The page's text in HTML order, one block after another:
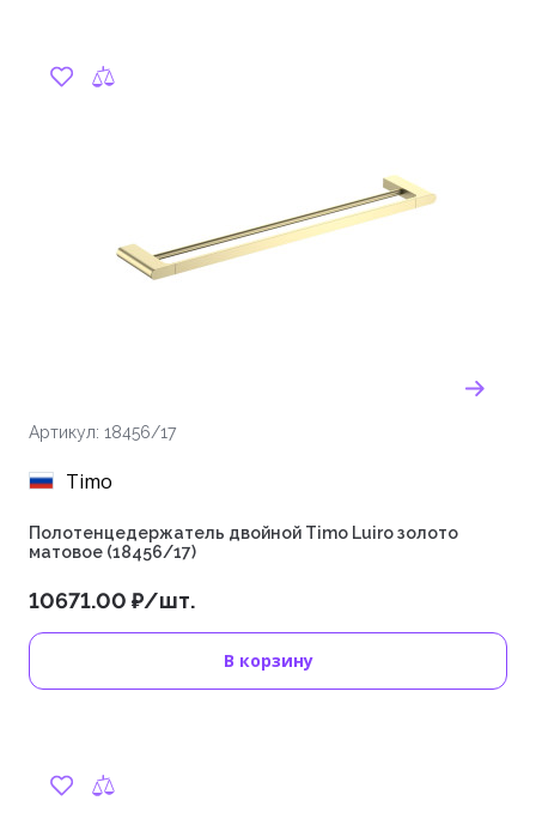
Артикул: 18456/17
Timo
Полотенцедержатель двойной Timo Luiro золото
матовое (18456/17)
10671.00 ₽/шт.
В корзину